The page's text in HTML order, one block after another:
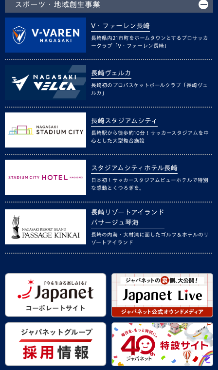
スポーツ・地域創生事業
V・ファーレン長崎
長崎県内21市町をホームタウンとするプロサッカ
ークラブ「V・ファーレン長崎」
長崎ヴェルカ
長崎初のプロバスケットボールクラブ「長崎ヴェ
ルカ」
長崎スタジアムシティ
長崎駅から徒歩約10分！サッカースタジアムを中
心とした大型複合施設
スタジアムシティホテル長崎
日本初！サッカースタジアムビューホテルで特別
な感動とくつろぎを。
長崎リゾートアイランド
パサージュ琴海
長崎の内海・大村湾に面したゴルフ＆ホテルのリ
ゾートアイランド